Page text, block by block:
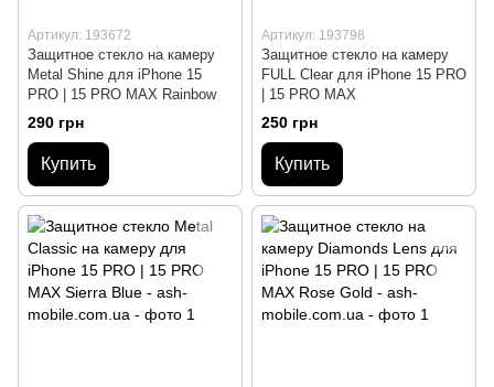
Артикул: 193672
Защитное стекло на камеру
Metal Shine для iPhone 15
PRO | 15 PRO MAX Rainbow
290 грн
Купить
Артикул: 193798
Защитное стекло на камеру
FULL Clear для iPhone 15 PRO
| 15 PRO MAX
250 грн
Купить